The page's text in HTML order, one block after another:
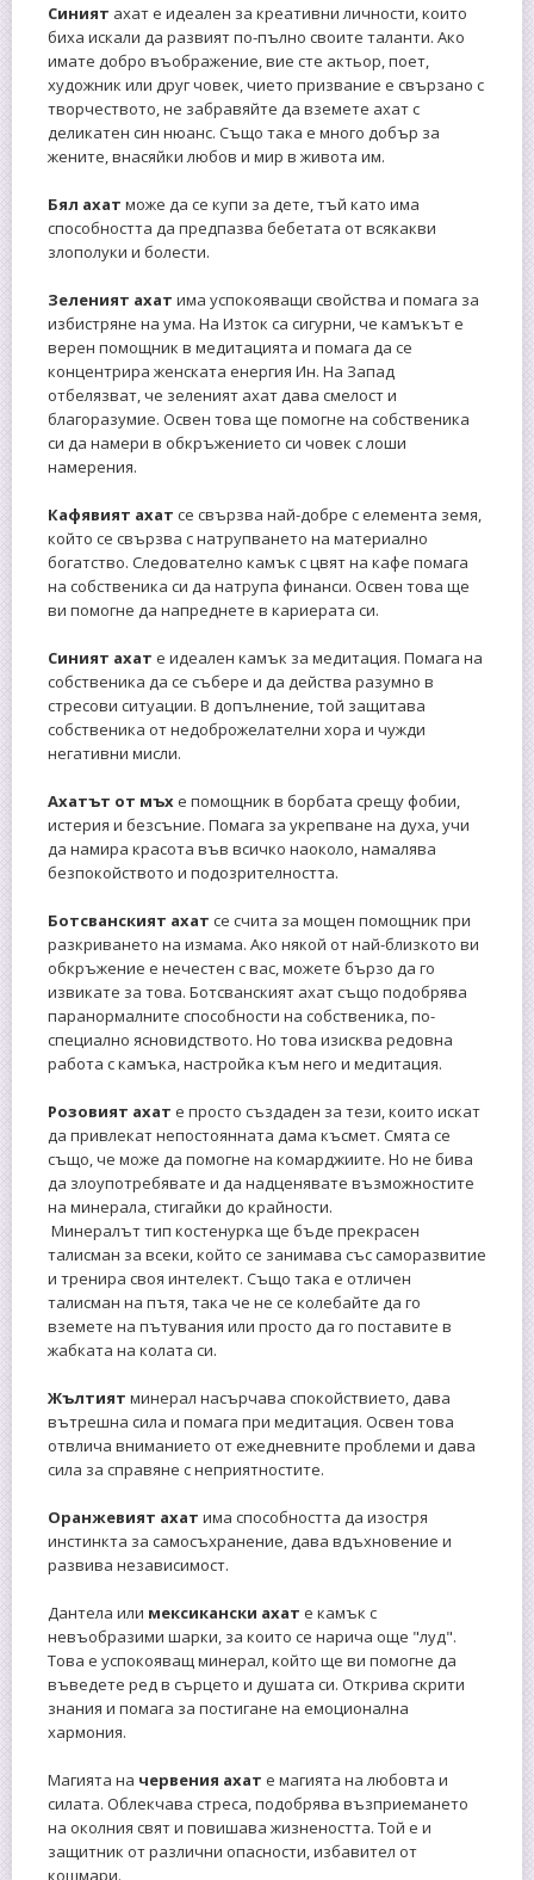
Синият ахат е идеален за креативни личности, които
биха искали да развият по-пълно своите таланти. Ако
имате добро въображение, вие сте актьор, поет,
художник или друг човек, чието призвание е свързано с
творчеството, не забравяйте да вземете ахат с
деликатен син нюанс. Също така е много добър за
жените, внасяйки любов и мир в живота им.
Бял ахат може да се купи за дете, тъй като има
способността да предпазва бебетата от всякакви
злополуки и болести.
Зеленият ахат има успокояващи свойства и помага за
избистряне на ума. На Изток са сигурни, че камъкът е
верен помощник в медитацията и помага да се
концентрира женската енергия Ин. На Запад
отбелязват, че зеленият ахат дава смелост и
благоразумие. Освен това ще помогне на собственика
си да намери в обкръжението си човек с лоши
намерения.
Кафявият ахат се свързва най-добре с елемента земя,
който се свързва с натрупването на материално
богатство. Следователно камък с цвят на кафе помага
на собственика си да натрупа финанси. Освен това ще
ви помогне да напреднете в кариерата си.
Синият ахат е идеален камък за медитация. Помага на
собственика да се събере и да действа разумно в
стресови ситуации. В допълнение, той защитава
собственика от недоброжелателни хора и чужди
негативни мисли.
Ахатът от мъх е помощник в борбата срещу фобии,
истерия и безсъние. Помага за укрепване на духа, учи
да намира красота във всичко наоколо, намалява
безпокойството и подозрителността.
Ботсванският ахат се счита за мощен помощник при
разкриването на измама. Ако някой от най-близкото ви
обкръжение е нечестен с вас, можете бързо да го
извикате за това. Ботсванският ахат също подобрява
паранормалните способности на собственика, по-
специално ясновидството. Но това изисква редовна
работа с камъка, настройка към него и медитация.
Розовият ахат е просто създаден за тези, които искат
да привлекат непостоянната дама късмет. Смята се
също, че може да помогне на комарджиите. Но не бива
да злоупотребявате и да надценявате възможностите
на минерала, стигайки до крайности.
Минералът тип костенурка ще бъде прекрасен
талисман за всеки, който се занимава със саморазвитие
и тренира своя интелект. Също така е отличен
талисман на пътя, така че не се колебайте да го
вземете на пътувания или просто да го поставите в
жабката на колата си.
Жълтият минерал насърчава спокойствието, дава
вътрешна сила и помага при медитация. Освен това
отвлича вниманието от ежедневните проблеми и дава
сила за справяне с неприятностите.
Оранжевият ахат има способността да изостря
инстинкта за самосъхранение, дава вдъхновение и
развива независимост.
Дантела или мексикански ахат е камък с
невъобразими шарки, за които се нарича още "луд".
Това е успокояващ минерал, който ще ви помогне да
въведете ред в сърцето и душата си. Открива скрити
знания и помага за постигане на емоционална
хармония.
Магията на червения ахат е магията на любовта и
силата. Облекчава стреса, подобрява възприемането
на околния свят и повишава жизнеността. Той е и
защитник от различни опасности, избавител от
кошмари.